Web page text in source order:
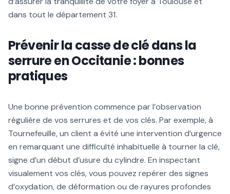
dans tout le département 31.
Prévenir la casse de clé dans la
serrure en Occitanie : bonnes
pratiques
Une bonne prévention commence par l’observation
régulière de vos serrures et de vos clés. Par exemple, à
Tournefeuille, un client a évité une intervention d’urgence
en remarquant une difficulté inhabituelle à tourner la clé,
signe d’un début d’usure du cylindre. En inspectant
visualement vos clés, vous pouvez repérer des signes
d’oxydation, de déformation ou de rayures profondes